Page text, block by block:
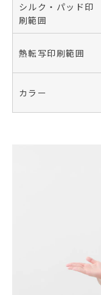
シルク・パッド印
刷範囲
熱転写印刷範囲
カラー